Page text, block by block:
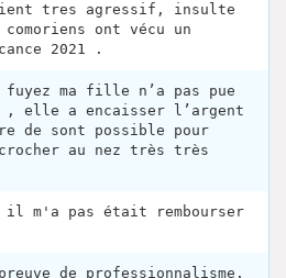
tres agressif, insulte
ont vécu un
2021 .
fuyez ma fille n’a pas pue
, elle a encaisser l’argent
de sont possible pour
au nez très très
il m'a pas était rembourser
de professionnalisme.